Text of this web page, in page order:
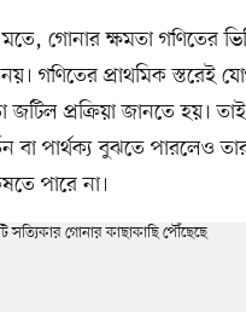
গোনার ক্ষমতা গণিতের
গণিতের প্রাথমিক স্তরেই
প্রক্রিয়া জানতে হয়।
বা পার্থক্য বুঝতে পারলেও
পারে না।